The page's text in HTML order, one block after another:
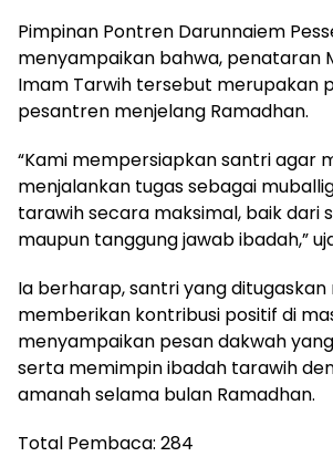
Pimpinan Pontren Darunnaiem
menyampaikan bahwa, penataran
Imam Tarwih tersebut merupakan
pesantren menjelang Ramadhan.
“Kami mempersiapkan santri agar
menjalankan tugas sebagai
tarawih secara maksimal, baik dari
maupun tanggung jawab ibadah,”
Ia berharap, santri yang
memberikan kontribusi positif di
menyampaikan pesan dakwah
serta memimpin ibadah tarawih
amanah selama bulan Ramadhan.
Total Pembaca: 284